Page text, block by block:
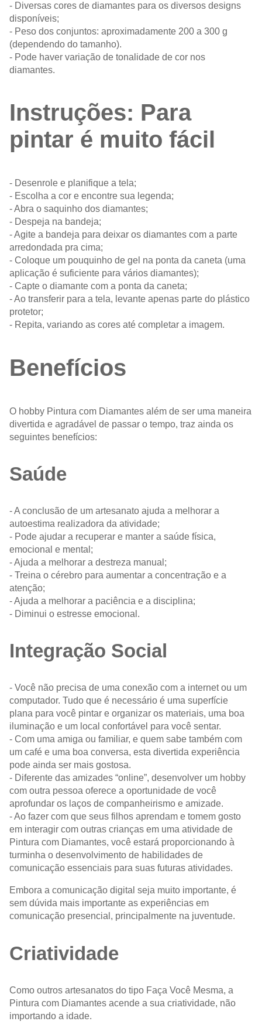
- Diversas cores de diamantes para os diversos designs
disponíveis;
- Peso dos conjuntos: aproximadamente 200 a 300 g
(dependendo do tamanho).
- Pode haver variação de tonalidade de cor nos
diamantes.
Instruções: Para
pintar é muito fácil
- Desenrole e planifique a tela;
- Escolha a cor e encontre sua legenda;
- Abra o saquinho dos diamantes;
- Despeja na bandeja;
- Agite a bandeja para deixar os diamantes com a parte
arredondada pra cima;
- Coloque um pouquinho de gel na ponta da caneta (uma
aplicação é suficiente para vários diamantes);
- Capte o diamante com a ponta da caneta;
- Ao transferir para a tela, levante apenas parte do plástico
protetor;
- Repita, variando as cores até completar a imagem.
Benefícios
O hobby Pintura com Diamantes além de ser uma maneira
divertida e agradável de passar o tempo, traz ainda os
seguintes benefícios:
Saúde
- A conclusão de um artesanato ajuda a melhorar a
autoestima realizadora da atividade;
- Pode ajudar a recuperar e manter a saúde física,
emocional e mental;
- Ajuda a melhorar a destreza manual;
- Treina o cérebro para aumentar a concentração e a
atenção;
- Ajuda a melhorar a paciência e a disciplina;
- Diminui o estresse emocional.
Integração Social
- Você não precisa de uma conexão com a internet ou um
computador. Tudo que é necessário é uma superfície
plana para você pintar e organizar os materiais, uma boa
iluminação e um local confortável para você sentar.
- Com uma amiga ou familiar, e quem sabe também com
um café e uma boa conversa, esta divertida experiência
pode ainda ser mais gostosa.
- Diferente das amizades “online”, desenvolver um hobby
com outra pessoa oferece a oportunidade de você
aprofundar os laços de companheirismo e amizade.
- Ao fazer com que seus filhos aprendam e tomem gosto
em interagir com outras crianças em uma atividade de
Pintura com Diamantes, você estará proporcionando à
turminha o desenvolvimento de habilidades de
comunicação essenciais para suas futuras atividades.
Embora a comunicação digital seja muito importante, é
sem dúvida mais importante as experiências em
comunicação presencial, principalmente na juventude.
Criatividade
Como outros artesanatos do tipo Faça Você Mesma, a
Pintura com Diamantes acende a sua criatividade, não
importando a idade.